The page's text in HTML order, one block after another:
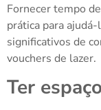
Fornecer tempo
prática para
significativos de
vouchers de lazer.
Ter